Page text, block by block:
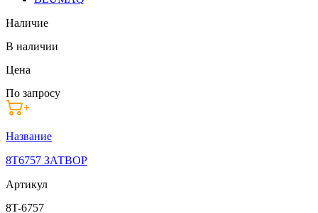
Наличие
В наличии
Цена
По запросу
Название
8T6757 ЗАТВОР
Артикул
8T-6757